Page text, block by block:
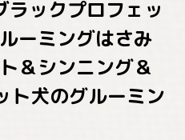
ックプロフェッ
ーミングはさみ
＆シンニング＆
ト犬のグルーミン